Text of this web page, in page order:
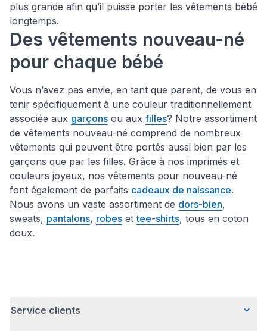
plus grande afin qu’il puisse porter les vêtements bébé
longtemps.
Des vêtements nouveau-né
pour chaque bébé
Vous n’avez pas envie, en tant que parent, de vous en
tenir spécifiquement à une couleur traditionnellement
associée aux garçons ou aux filles? Notre assortiment
de vêtements nouveau-né comprend de nombreux
vêtements qui peuvent être portés aussi bien par les
garçons que par les filles. Grâce à nos imprimés et
couleurs joyeux, nos vêtements pour nouveau-né
font également de parfaits cadeaux de naissance.
Nous avons un vaste assortiment de dors-bien,
sweats, pantalons, robes ettee-shirts, tous en coton
doux.
Service clients